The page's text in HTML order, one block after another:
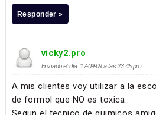
Responder »
vicky2.pro
Enviado el día: 17-09-09 a las 23:45 pm
A mis clientes voy utilizar a la
de formol que NO es toxica..